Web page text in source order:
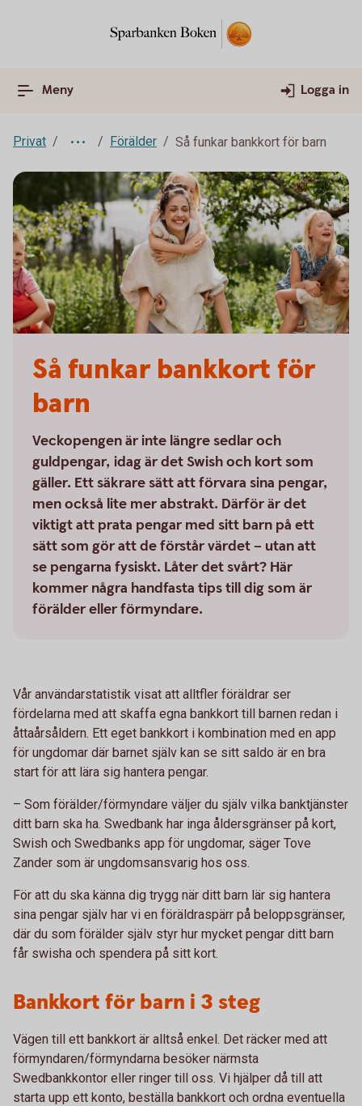
Meny Logga in
Privat Förälder Så funkar bankkort för barn
Så funkar bankkort för
barn
Veckopengen är inte längre sedlar och
guldpengar, idag är det Swish och kort som
gäller. Ett säkrare sätt att förvara sina pengar,
men också lite mer abstrakt. Därför är det
viktigt att prata pengar med sitt barn på ett
sätt som gör att de förstår värdet – utan att
se pengarna fysiskt. Låter det svårt? Här
kommer några handfasta tips till dig som är
förälder eller förmyndare.
Vår användarstatistik visat att alltfler föräldrar ser
fördelarna med att skaffa egna bankkort till barnen redan i
åttaårsåldern. Ett eget bankkort i kombination med en app
för ungdomar där barnet själv kan se sitt saldo är en bra
start för att lära sig hantera pengar.
– Som förälder/förmyndare väljer du själv vilka banktjänster
ditt barn ska ha. Swedbank har inga åldersgränser på kort,
Swish och Swedbanks app för ungdomar, säger Tove
Zander som är ungdomsansvarig hos oss.
För att du ska känna dig trygg när ditt barn lär sig hantera
sina pengar själv har vi en föräldraspärr på beloppsgränser,
där du som förälder själv styr hur mycket pengar ditt barn
får swisha och spendera på sitt kort.
Bankkort för barn i 3 steg
Vägen till ett bankkort är alltså enkel. Det räcker med att
förmyndaren/förmyndarna besöker närmsta
Swedbankkontor eller ringer till oss. Vi hjälper då till att
starta upp ett konto, beställa bankkort och ordna eventuella